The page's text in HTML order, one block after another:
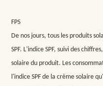
FPS
De nos jours, tous les produits
SPF. L'indice SPF, suivi des
solaire du produit. Les
l'indice SPF de la crème solaire